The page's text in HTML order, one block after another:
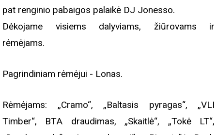
pat renginio pabaigos palaikė DJ Jonesso.
Dėkojame visiems dalyviams, žiūrovams ir
rėmėjams.
Pagrindiniam rėmėjui - Lonas.
Rėmėjams: „Cramo“, „Baltasis pyragas“, „VLI
Timber“, BTA draudimas, „Skaitlė“, „Tokė LT“,